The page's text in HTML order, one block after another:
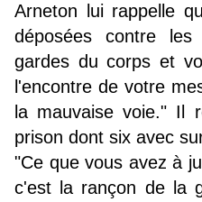
Arneton lui rappelle
déposées contre
gardes du corps et
l'encontre de votre
la mauvaise voie." Il
prison dont six avec
"Ce que vous avez à
c'est la rançon de la